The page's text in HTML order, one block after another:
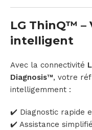
LG ThinQ™
intelligent
Avec la connectivité
Diagnosis™, votre
intelligemment :
✔️ Diagnostic rapide
✔️ Assistance